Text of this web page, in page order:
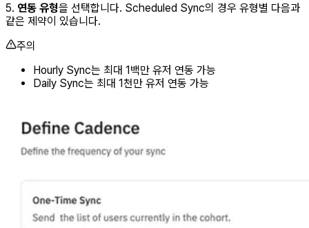
5. 연동 유형을 선택합니다. Scheduled Sync의 경우 유형별 다음과
같은 제약이 있습니다.
주의
Hourly Sync는 최대 1백만 유저 연동 가능
Daily Sync는 최대 1천만 유저 연동 가능